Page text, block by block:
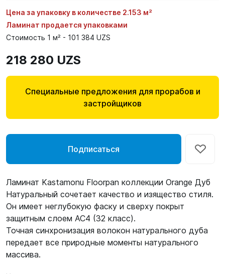
Цена за упаковку в количестве 2.153 м²
Ламинат продается упаковками
Стоимость 1 м² - 101 384 UZS
218 280 UZS
Специальные предложения для прорабов и
застройщиков
Подписаться
Ламинат Kastamonu Floorpan коллекции Orange Дуб
Натуральный сочетает качество и изящество стиля.
Он имеет неглубокую фаску и сверху покрыт
защитным слоем AC4 (32 класс).
Точная синхронизация волокон натурального дуба
передает все природные моменты натурального
массива.